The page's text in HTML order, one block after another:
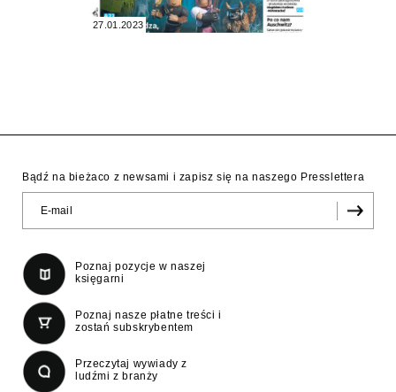
27.01.2023
Bądź na bieżaco z newsami i zapisz się na naszego Presslettera
Poznaj pozycje w naszej
księgarni
Poznaj nasze płatne treści i
zostań subskrybentem
Przeczytaj wywiady z
ludźmi z branży